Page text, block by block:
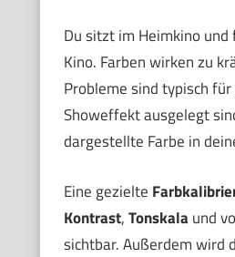
Du sitzt im Heimkino
Kino. Farben wirken zu
Probleme sind typisch
Showeffekt ausgelegt
dargestellte Farbe in
Eine gezielte
Kontrast,Tonskala und
sichtbar. Außerdem wird